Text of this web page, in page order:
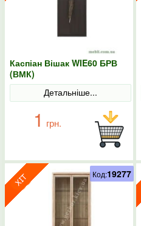
Каспіан Вішак WIE60 БРВ
(ВМК)
Детальніше...
1 грн.
Код:19277